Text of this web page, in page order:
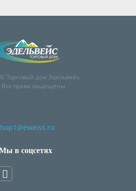
Торговый дом Эдельвейс
Все права защищены
в соцсетях